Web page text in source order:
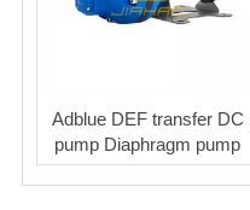
Adblue DEF transfer DC
pump Diaphragm pump